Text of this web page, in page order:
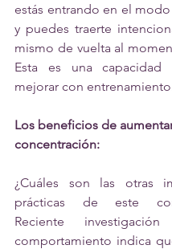
estás entrando en el
y puedes traerte
mismo de vuelta al
Esta es una capacidad
mejorar con
Los beneficios de
concentración:
¿Cuáles son las otras
prácticas de este
Reciente
comportamiento indica